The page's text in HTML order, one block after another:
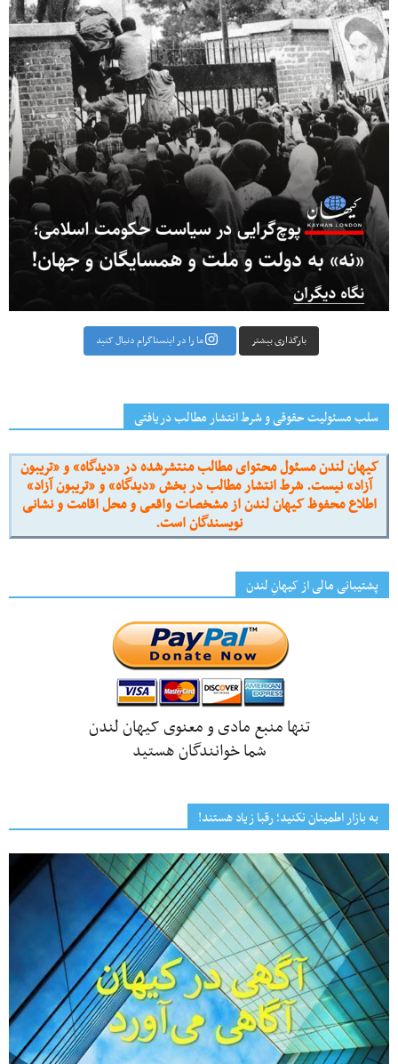
بارگذاری بیشتر ما را در اینستاگرام دنبال کنید
سلب مسئولیت حقوقی و شرط انتشار مطالب دریافتی
کیهان لندن مسئول محتوای مطالب منتشرشده در «دیدگاه» و «تریبون
آزاد» نیست. شرط انتشار مطالب در بخش «دیدگاه» و «تریبون آزاد»
اطلاع محفوظ کیهان لندن از مشخصات واقعی و محل اقامت و نشانی
نویسندگان است.
پشتیبانی مالی از کیهانِ لندن
تنها منبع مادی و معنوی کیهان لندن
شما خوانندگان هستید
به بازار اطمینان نکنید؛ رقبا زیاد هستند!